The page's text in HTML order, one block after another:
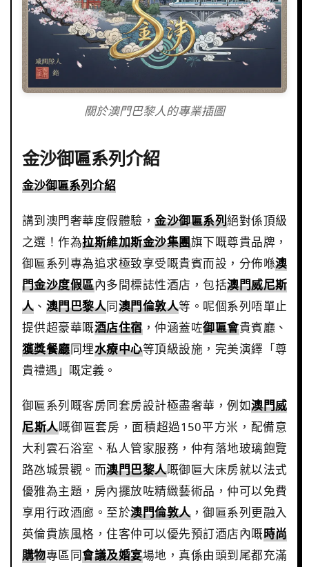
關於澳門巴黎人的專業插圖
金沙御匾系列介紹
金沙御匾系列介紹
講到澳門奢華度假體驗，金沙御匾系列絕對係頂級
之選！作為拉斯維加斯金沙集團旗下嘅尊貴品牌，
御匾系列專為追求極致享受嘅貴賓而設，分佈喺澳
門金沙度假區內多間標誌性酒店，包括澳門威尼斯
人 、 澳門巴黎人同澳門倫敦人等。呢個系列唔單止
提供超豪華嘅酒店住宿，仲涵蓋咗御匾會貴賓廳、
獲獎餐廳同埋水療中心等頂級設施，完美演繹「尊
貴禮遇」嘅定義。
御匾系列嘅客房同套房設計極盡奢華，例如澳門威
尼斯人嘅御匾套房，面積超過150平方米，配備意
大利雲石浴室、私人管家服務，仲有落地玻璃飽覽
路氹城景觀。而澳門巴黎人嘅御匾大床房就以法式
優雅為主題，房內擺放咗精緻藝術品，仲可以免費
享用行政酒廊。至於澳門倫敦人，御匾系列更融入
英倫貴族風格，住客仲可以優先預訂酒店內嘅時尚
購物專區同會議及婚宴場地，真係由頭到尾都充滿